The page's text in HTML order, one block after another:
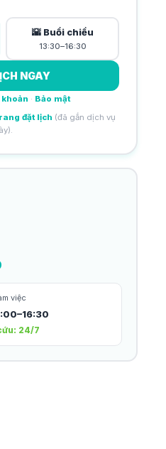
🌇 Buổi chiều
13:30–16:30
NGAY
· Bảo mật
đặt lịch (đã gắn dịch vụ
việc
24/7